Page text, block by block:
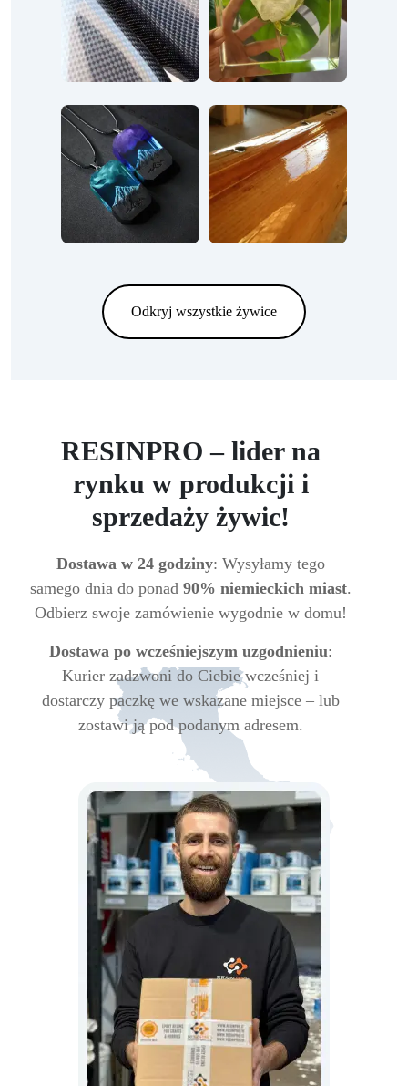
Odkryj wszystkie żywice
RESINPRO – lider na
rynku w produkcji i
sprzedaży żywic!
Dostawa w 24 godziny: Wysyłamy tego
samego dnia do ponad 90% niemieckich miast.
Odbierz swoje zamówienie wygodnie w domu!
Dostawa po wcześniejszym uzgodnieniu:
Kurier zadzwoni do Ciebie wcześniej i
dostarczy paczkę we wskazane miejsce – lub
zostawi ją pod podanym adresem.